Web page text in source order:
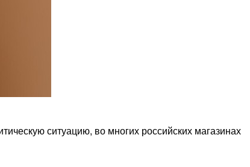
ситуацию, во многих российских магазинах